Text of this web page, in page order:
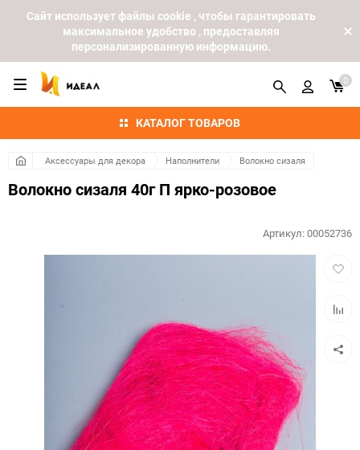
Cайт использует файлы cookie , чтобы гарантировать
максимальное удобство , предоставляя
персонализированную информацию.
КАТАЛОГ ТОВАРОВ
0
Аксессуары для декора Наполнители Волокно сизаля
Волокно сизаля 40г П ярко-розовое
Артикул:00052736